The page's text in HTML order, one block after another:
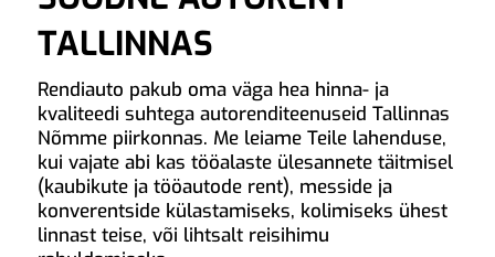
TALLINNAS
Rendiauto pakub oma väga hea hinna- ja
kvaliteedi suhtega autorenditeenuseid Tallinnas
Nõmme piirkonnas. Me leiame Teile lahenduse,
kui vajate abi kas tööalaste ülesannete täitmisel
(kaubikute ja tööautode rent), messide ja
konverentside külastamiseks, kolimiseks ühest
linnast teise, või lihtsalt reisihimu